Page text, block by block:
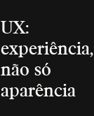
UX:
experiência,
não só
aparência